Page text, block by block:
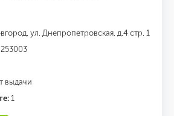
ул. Днепропетровская, д.4 стр. 1
выдачи
1